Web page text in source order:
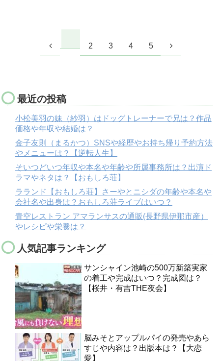
2 3 4 5
最近の投稿
小松美羽の妹（紗羽）はドッグトレーナーで兄は？作品
価格や年収や結婚は？
金子友則（まるかつ）SNSや経歴やお持ち帰り予約方法
やメニューは？【逆転人生】
そいつどいつ年収や本名や年齢や所属事務所は？出演ド
ラマやネタは？【おもしろ荘】
ラランド【おもしろ荘】さーやとニシダの年齢や本名や
会社名や出身は？おもしろ荘ライブはいつ？
青空レストラン アマランサスの通販(長野県伊那市産）
やレシピや栄養は？
人気記事ランキング
サンシャイン池崎の500万新築実家
の着工や完成はいつ？完成図は？
【桜井・有吉THE夜会】
脳みそとアップルパイの発売やあら
すじや内容は？出版本は？【大恋
愛】